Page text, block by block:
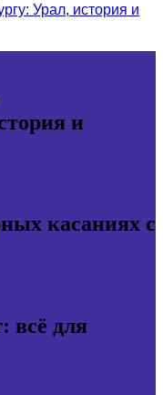
Урал, история и
и
касаниях с
всё для